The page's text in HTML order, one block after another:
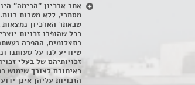
אתר ארכיון "הבימה"
מסחרי, ללא מטרות
שבאתר הארכיון נמצאות
ככל שהופרו זכויות
בתצלומים, ההפרה
שיודיע לנו על טעותנו
זכויותיהם של בעלי
באיתורם לצורך שימוש
הזכויות עליהן אינן